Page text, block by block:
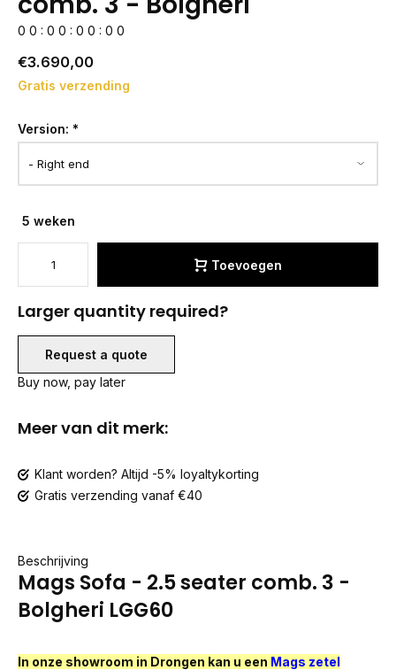
0 0 : 0 0 : 0 0 : 0 0
€3.690,00
Gratis verzending
Version: *
5 weken
Toevoegen
Larger quantity required?
Request a quote
Buy now, pay later
Meer van dit merk:
Klant worden? Altijd -5% loyaltykorting
Gratis verzending vanaf €40
Beschrijving
Mags Sofa - 2.5 seater comb. 3 -
Bolgheri LGG60
In onze showroom in Drongen kan u een Mags zetel